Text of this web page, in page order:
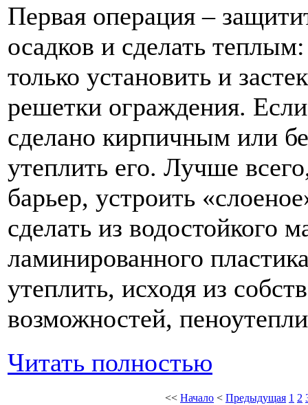
Первая операция –
осадков и сделать
только установить и
решетки ограждения.
сделано кирпичным или
утеплить его. Лучше
барьер, устроить
сделать из водостойкого
ламинированного
утеплить, исходя из
возможностей,
Читать полностью
<< Начало < Предыдущая 1 2